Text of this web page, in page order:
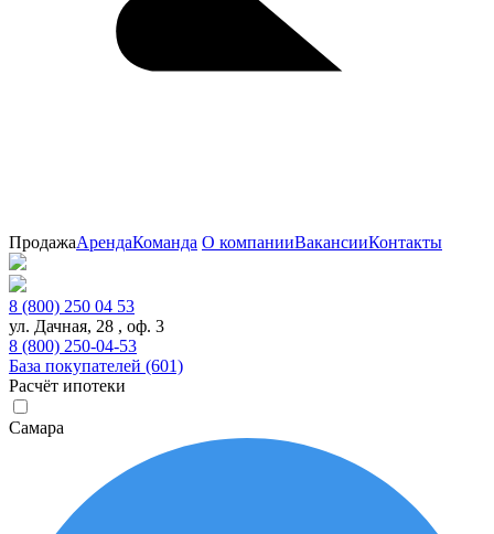
ПродажаАрендаКоманда О компанииВакансииКонтакты
8 (800) 250 04 53
ул. Дачная, 28 , оф. 3
8 (800) 250-04-53
База покупателей (601)
Расчёт ипотеки
Самара